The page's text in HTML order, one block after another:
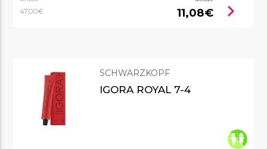
47,00€
11,08€ chevron_right
SCHWARZKOPF
IGORA ROYAL 7-4